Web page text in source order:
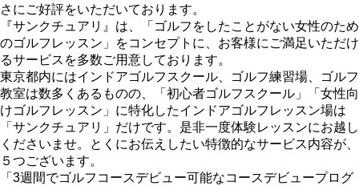
さにご好評をいただいております。
『サンクチュアリ』は、「ゴルフをしたことがない女性のため
のゴルフレッスン」をコンセプトに、お客様にご満足いただけ
るサービスを多数ご用意しております。
東京都内にはインドアゴルフスクール、ゴルフ練習場、ゴルフ
教室は数多くあるものの、「初心者ゴルフスクール」「女性向
けゴルフレッスン」に特化したインドアゴルフレッスン場は
「サンクチュアリ」だけです。是非一度体験レッスンにお越し
くださいませ。とくにお伝えしたい特徴的なサービス内容が、
５つございます。
「3週間でゴルフコースデビュー可能なコースデビュープログ